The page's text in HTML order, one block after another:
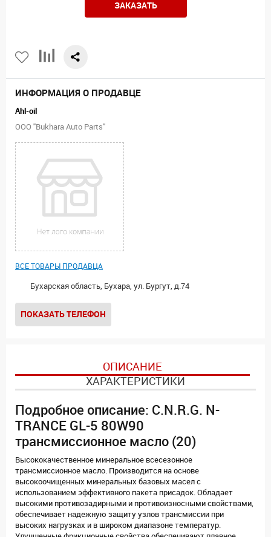
ЗАКАЗАТЬ
ИНФОРМАЦИЯ О ПРОДАВЦЕ
Ahl-oil
ООО "Bukhara Auto Parts"
ВСЕ ТОВАРЫ ПРОДАВЦА
Бухарская область, Бухара, ул. Бургут, д.74
ПОКАЗАТЬ ТЕЛЕФОН
ОПИСАНИЕ
ХАРАКТЕРИСТИКИ
Подробное описание: C.N.R.G. N-
TRANCE GL-5 80W90
трансмиссионное масло (20)
Высококачественное минеральное всесезонное
трансмиссионное масло. Производится на основе
высокоочищенных минеральных базовых масел с
использованием эффективного пакета присадок. Обладает
высокими противозадирными и противоизносными свойствами,
обеспечивает надежную защиту узлов трансмиссии при
высоких нагрузках и в широком диапазоне температур.